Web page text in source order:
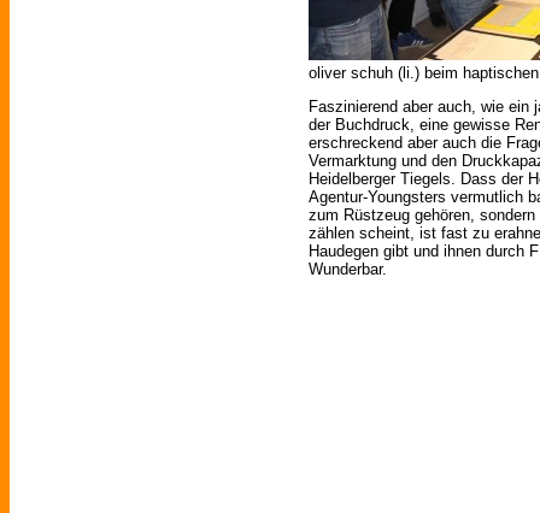
oliver schuh (li.) beim
Faszinierend aber auch, wie ein
der Buchdruck, eine gewisse
erschreckend aber auch die
Vermarktung und den
Heidelberger Tiegels. Dass der
Agentur-Youngsters vermutlich
zum Rüstzeug gehören,
zählen scheint, ist fast zu
Haudegen gibt und ihnen durch
Wunderbar.